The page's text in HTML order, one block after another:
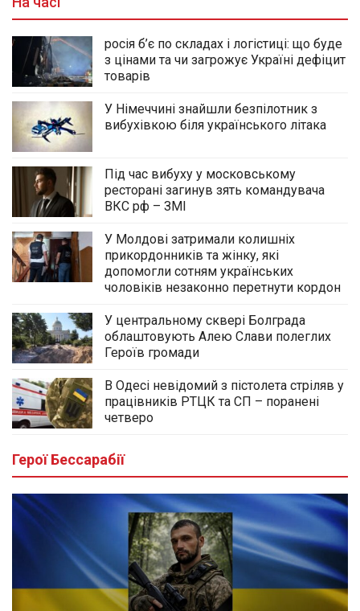
росія б’є по складах і логістиці: що буде
з цінами та чи загрожує Україні дефіцит
товарів
У Німеччині знайшли безпілотник з
вибухівкою біля українського літака
Під час вибуху у московському
ресторані загинув зять командувача
ВКС рф – ЗМІ
У Молдові затримали колишніх
прикордонників та жінку, які
допомогли сотням українських
чоловіків незаконно перетнути кордон
У центральному сквері Болграда
облаштовують Алею Слави полеглих
Героїв громади
В Одесі невідомий з пістолета стріляв у
працівників РТЦК та СП – поранені
четверо
Герої Бессарабії